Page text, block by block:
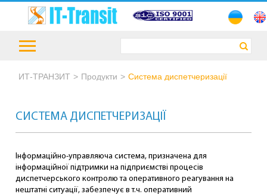
ИТ-ТРАНЗИТ Продукти Система диспетчеризації
СИСТЕМА ДИСПЕТЧЕРИЗАЦІЇ
Інформаційно-управляюча система, призначена для
інформаційної підтримки на підприємстві процесів
диспетчерського контролю та оперативного реагування на
нештатні ситуації, забезпечує в т.ч. оперативний